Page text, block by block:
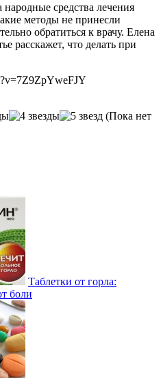
средства лечения
методы не принесли
обратиться к врачу. Елена
расскажет, что делать при
(Пока нет
Таблетки от горла:
боли